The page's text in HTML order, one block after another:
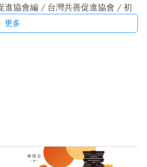
進協會編 / 台灣共善促進協會 / 初
/ 548.8207 / 2026-07-00
更多